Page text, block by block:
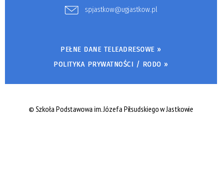
spjastkow@ugjastkow.pl
PEŁNE DANE TELEADRESOWE »
POLITYKA PRYWATNOŚCI / RODO »
© Szkoła Podstawowa im. Józefa Piłsudskiego w Jastkowie